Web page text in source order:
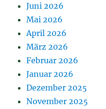
Juni 2026
Mai 2026
April 2026
März 2026
Februar 2026
Januar 2026
Dezember 2025
November 2025